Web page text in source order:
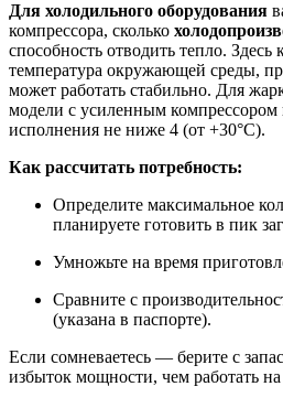
Для холодильного оборудования
компрессора, сколько
способность отводить тепло.
температура окружающей среды,
может работать стабильно. Для
модели с усиленным компрессором
исполнения не ниже 4 (от +30°C).
Как рассчитать потребность:
Определите максимальное
планируете готовить в пик
Умножьте на время
Сравните с
(указана в паспорте).
Если сомневаетесь — берите с
избыток мощности, чем работать